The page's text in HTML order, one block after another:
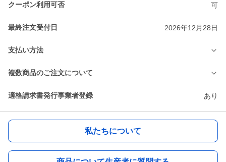
クーポン利用可否 可
最終注文受付日 2026年12月28日
支払い方法
複数商品のご注文について
適格請求書発行事業者登録 あり
私たちについて